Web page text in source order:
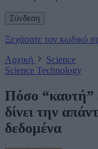
Ξεχάσατε τον κωδικό
Αρχική
Science
Science Technology
Πόσο “καυτή”
δίνει την
δεδομένα